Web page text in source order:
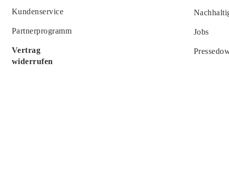
Kundenservice
Partnerprogramm
Vertrag
widerrufen
Jobs